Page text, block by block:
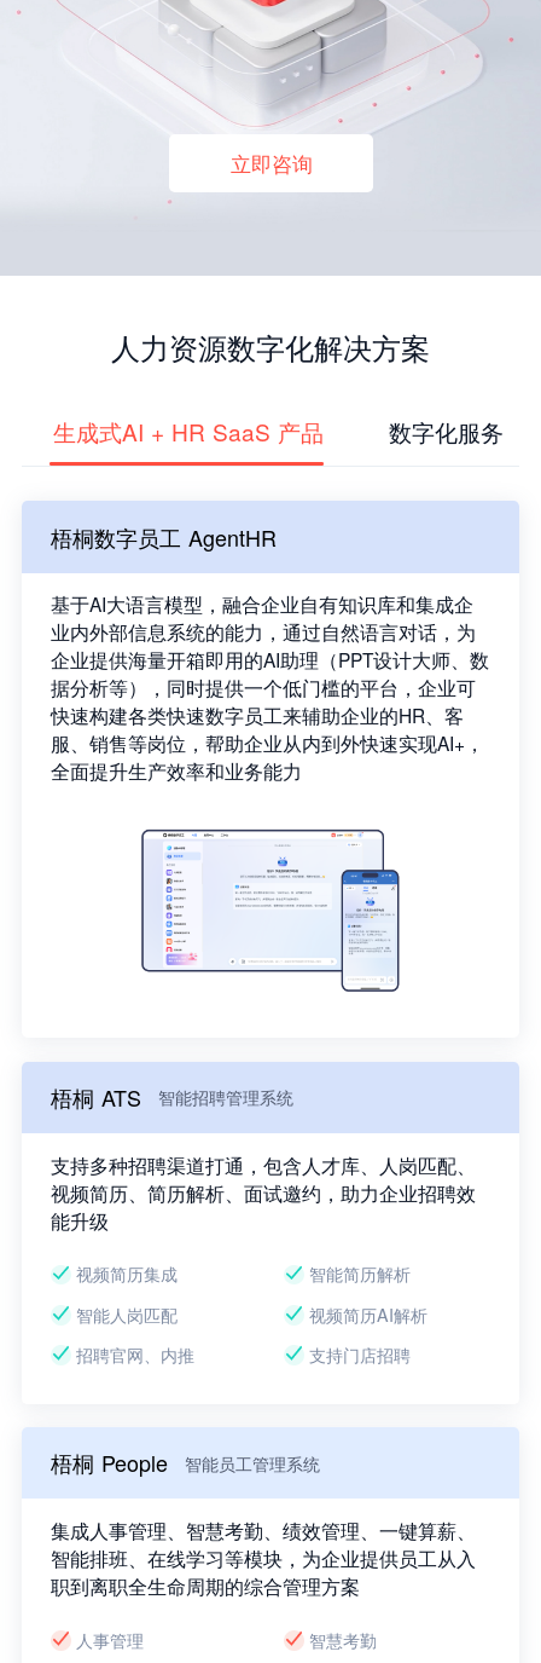
立即咨询
人力资源数字化解决方案
生成式AI + HR SaaS 产品 数字化服务
梧桐数字员工 AgentHR
基于AI大语言模型，融合企业自有知识库和集成企
业内外部信息系统的能力，通过自然语言对话，为
企业提供海量开箱即用的AI助理（PPT设计大师、数
据分析等），同时提供一个低门槛的平台，企业可
快速构建各类快速数字员工来辅助企业的HR、客
服、销售等岗位，帮助企业从内到外快速实现AI+，
全面提升生产效率和业务能力
梧桐 ATS 智能招聘管理系统
支持多种招聘渠道打通，包含人才库、人岗匹配、
视频简历、简历解析、面试邀约，助力企业招聘效
能升级
视频简历集成
智能简历解析
智能人岗匹配
视频简历AI解析
招聘官网、内推
支持门店招聘
梧桐 People 智能员工管理系统
集成人事管理、智慧考勤、绩效管理、一键算薪、
智能排班、在线学习等模块，为企业提供员工从入
职到离职全生命周期的综合管理方案
人事管理
智慧考勤